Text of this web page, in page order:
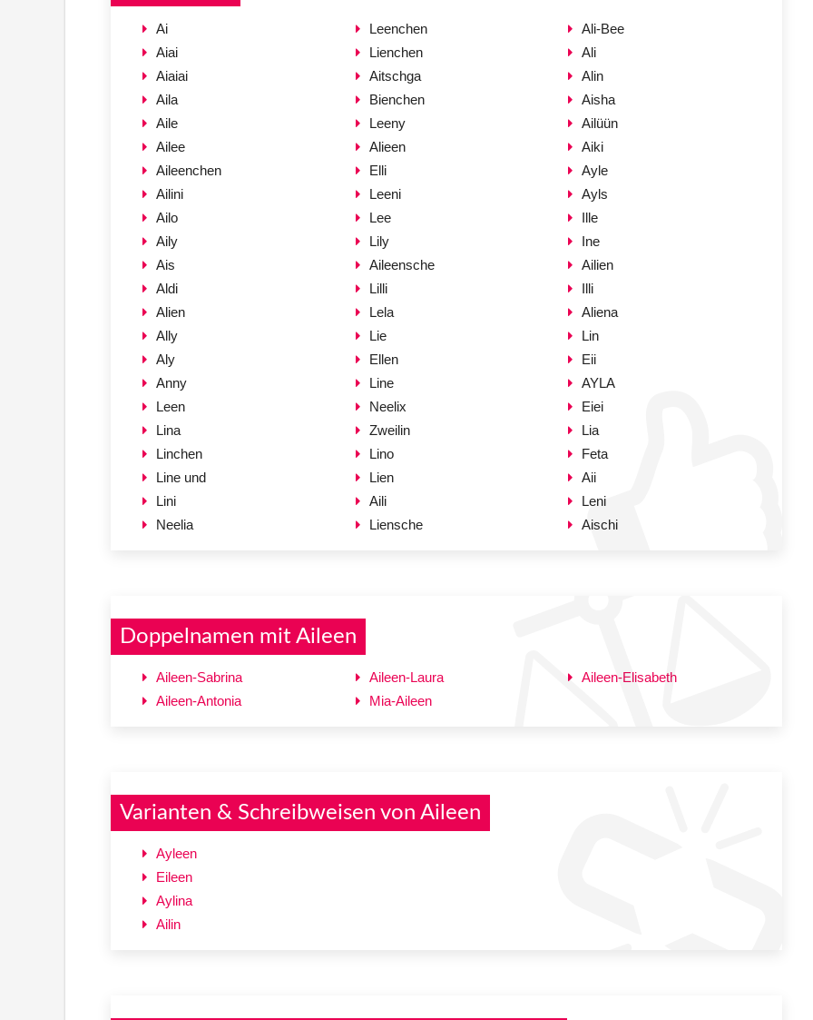
Ai
Aiai
Aiaiai
Aila
Aile
Ailee
Aileenchen
Ailini
Ailo
Aily
Ais
Aldi
Alien
Ally
Aly
Anny
Leen
Lina
Linchen
Line und
Lini
Neelia
Leenchen
Lienchen
Aitschga
Bienchen
Leeny
Alieen
Elli
Leeni
Lee
Lily
Aileensche
Lilli
Lela
Lie
Ellen
Line
Neelix
Zweilin
Lino
Lien
Aili
Liensche
Ali-Bee
Ali
Alin
Aisha
Ailüün
Aiki
Ayle
Ayls
Ille
Ine
Ailien
Illi
Aliena
Lin
Eii
AYLA
Eiei
Lia
Feta
Aii
Leni
Aischi
Doppelnamen mit Aileen
Aileen-Sabrina
Aileen-Antonia
Aileen-Laura
Mia-Aileen
Aileen-Elisabeth
Varianten & Schreibweisen von Aileen
Ayleen
Eileen
Aylina
Ailin